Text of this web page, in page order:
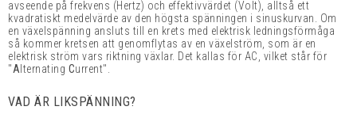
avseende på frekvens (Hertz) och effektivvärdet (Volt), alltså ett
kvadratiskt medelvärde av den högsta spänningen i sinuskurvan. Om
en växelspänning ansluts till en krets med elektrisk ledningsförmåga
så kommer kretsen att genomflytas av en växelström, som är en
elektrisk ström vars riktning växlar. Det kallas för AC, vilket står för
"A lternating Current".
VAD ÄR LIKSPÄNNING?